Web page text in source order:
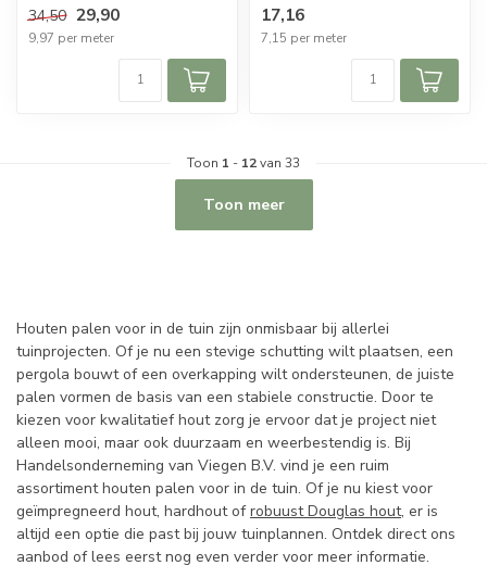
34,50 29,90
9,97 per meter
17,16
7,15 per meter
Toon 1 - 12van 33
Toon meer
Houten palen voor in de tuin zijn onmisbaar bij allerlei
tuinprojecten. Of je nu een stevige schutting wilt plaatsen, een
pergola bouwt of een overkapping wilt ondersteunen, de juiste
palen vormen de basis van een stabiele constructie. Door te
kiezen voor kwalitatief hout zorg je ervoor dat je project niet
alleen mooi, maar ook duurzaam en weerbestendig is. Bij
Handelsonderneming van Viegen B.V. vind je een ruim
assortiment houten palen voor in de tuin. Of je nu kiest voor
geïmpregneerd hout, hardhout ofrobuust Douglas hout, er is
altijd een optie die past bij jouw tuinplannen. Ontdek direct ons
aanbod of lees eerst nog even verder voor meer informatie.